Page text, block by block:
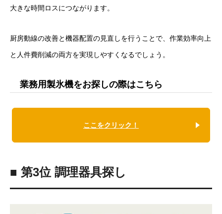
大きな時間ロスにつながります。
厨房動線の改善と機器配置の見直しを行うことで、作業効率向上
と人件費削減の両方を実現しやすくなるでしょう。
業務用製氷機をお探しの際はこちら
ここをクリック！
■ 第3位 調理器具探し